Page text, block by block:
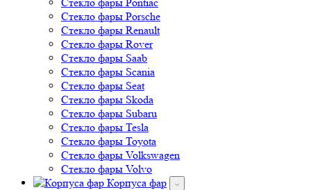
Стекло фары Porsche
Стекло фары Renault
Стекло фары Rover
Стекло фары Saab
Стекло фары Scania
Стекло фары Seat
Стекло фары Skoda
Стекло фары Subaru
Стекло фары Tesla
Стекло фары Toyota
Стекло фары Volkswagen
Стекло фары Volvo
Корпуса фар